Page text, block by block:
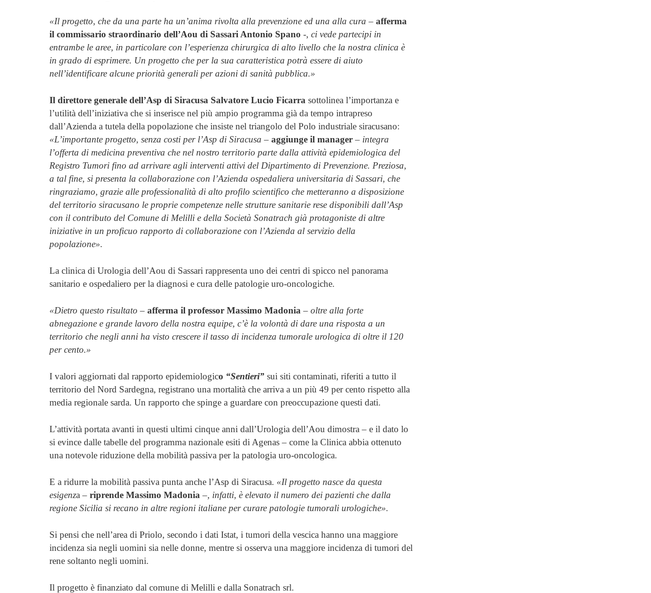
«Il progetto, che da una parte ha un’anima rivolta alla prevenzione ed una alla cura – afferma
il commissario straordinario dell’Aou di Sassari Antonio Spano -, ci vede partecipi in
entrambe le aree, in particolare con l’esperienza chirurgica di alto livello che la nostra clinica è
in grado di esprimere. Un progetto che per la sua caratteristica potrà essere di aiuto
nell’identificare alcune priorità generali per azioni di sanità pubblica.»
Il direttore generale dell’Asp di Siracusa Salvatore Lucio Ficarra sottolinea l’importanza e
l’utilità dell’iniziativa che si inserisce nel più ampio programma già da tempo intrapreso
dall’Azienda a tutela della popolazione che insiste nel triangolo del Polo industriale siracusano:
«L’importante progetto, senza costi per l’Asp di Siracusa – aggiunge il manager– integra
l’offerta di medicina preventiva che nel nostro territorio parte dalla attività epidemiologica del
Registro Tumori fino ad arrivare agli interventi attivi del Dipartimento di Prevenzione. Preziosa,
a tal fine, si presenta la collaborazione con l’Azienda ospedaliera universitaria di Sassari, che
ringraziamo, grazie alle professionalità di alto profilo scientifico che metteranno a disposizione
del territorio siracusano le proprie competenze nelle strutture sanitarie rese disponibili dall’Asp
con il contributo del Comune di Melilli e della Società Sonatrach già protagoniste di altre
iniziative in un proficuo rapporto di collaborazione con l’Azienda al servizio della
popolazione».
La clinica di Urologia dell’Aou di Sassari rappresenta uno dei centri di spicco nel panorama
sanitario e ospedaliero per la diagnosi e cura delle patologie uro-oncologiche.
«Dietro questo risultato – afferma il professor Massimo Madonia – oltre alla forte
abnegazione e grande lavoro della nostra equipe, c’è la volontà di dare una risposta a un
territorio che negli anni ha visto crescere il tasso di incidenza tumorale urologica di oltre il 120
per cento.»
I valori aggiornati dal rapporto epidemiologico “Sentieri” sui siti contaminati, riferiti a tutto il
territorio del Nord Sardegna, registrano una mortalità che arriva a un più 49 per cento rispetto alla
media regionale sarda. Un rapporto che spinge a guardare con preoccupazione questi dati.
L’attività portata avanti in questi ultimi cinque anni dall’Urologia dell’Aou dimostra – e il dato lo
si evince dalle tabelle del programma nazionale esiti di Agenas – come la Clinica abbia ottenuto
una notevole riduzione della mobilità passiva per la patologia uro-oncologica.
E a ridurre la mobilità passiva punta anche l’Asp di Siracusa. «Il progetto nasce da questa
esigenza – riprende Massimo Madonia –, infatti, è elevato il numero dei pazienti che dalla
regione Sicilia si recano in altre regioni italiane per curare patologie tumorali urologiche».
Si pensi che nell’area di Priolo, secondo i dati Istat, i tumori della vescica hanno una maggiore
incidenza sia negli uomini sia nelle donne, mentre si osserva una maggiore incidenza di tumori del
rene soltanto negli uomini.
Il progetto è finanziato dal comune di Melilli e dalla Sonatrach srl.